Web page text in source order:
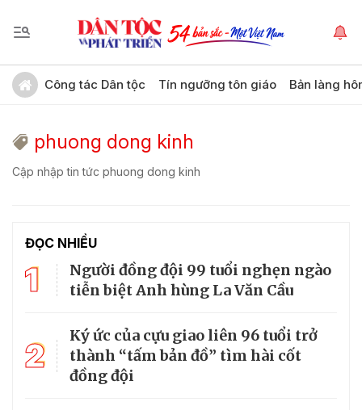
Công tác Dân tộc Tín ngưỡng tôn giáo Bản làng
phuong dong kinh
Cập nhập tin tức phuong dong kinh
ĐỌC NHIỀU
1
Người đồng đội 99 tuổi nghẹn ngào
tiễn biệt Anh hùng La Văn Cầu
2
Ký ức của cựu giao liên 96 tuổi trở
thành “tấm bản đồ” tìm hài cốt
đồng đội